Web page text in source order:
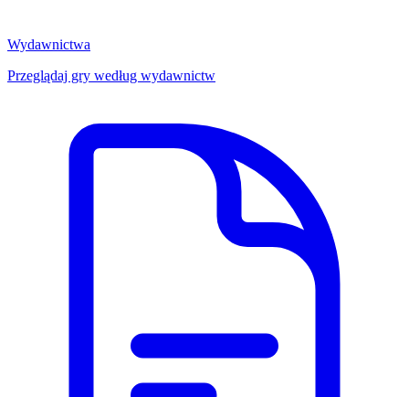
Wydawnictwa
Przeglądaj gry według wydawnictw